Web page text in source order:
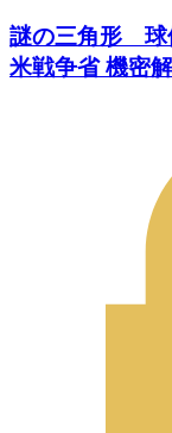
謎の三角形 球
米戦争省 機密